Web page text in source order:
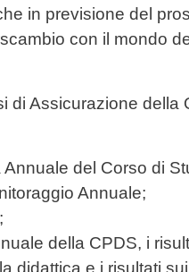
in previsione del
con il mondo
di Assicurazione della
del Corso di
Annuale;
della CPDS, i
didattica e i risultati